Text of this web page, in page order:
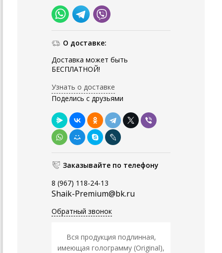
О доставке:
Доставка может быть
БЕСПЛАТНОЙ!
Узнать о доставке
Поделись с друзьями
Заказывайте по телефону
8 (967) 118-24-13
Shaik-Premium@bk.ru
Обратный звонок
Вся продукция подлинная,
имеющая голограмму (Original),